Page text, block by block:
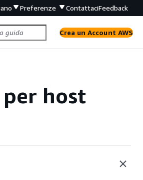
Preferenze ContattaciFeedback
Crea un Account AWS
host